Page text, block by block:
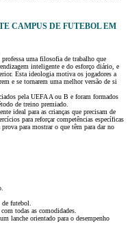
CAMPUS DE FUTEBOL EM
uma filosofia de trabalho que
inteligente e do esforço diário, e
Esta ideologia motiva os jogadores a
e se tornarem uma melhor versão de si
pela UEFA A ou B e foram formados
de treino premiado.
ideal para as crianças que precisam de
para reforçar competências específicas
para mostrar o que têm para dar no
de futebol.
todas as comodidades.
lanche orientado para o desempenho